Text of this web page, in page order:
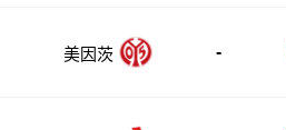
美因茨 -